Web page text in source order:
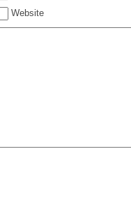
Website